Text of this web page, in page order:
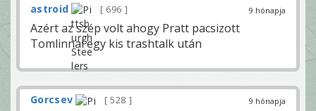
9 hónapja
astroid 696
Azért az szép volt ahogy Pratt pacsizott
Tomlinnal egy kis trashtalk után
9 hónapja
Gorcsev
528